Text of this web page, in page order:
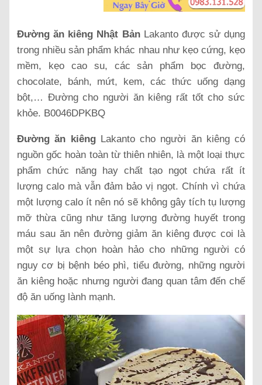
Đường ăn kiêng Nhật BảnLakanto được sử dụng
trong nhiều sản phẩm khác nhau như kẹo cứng, kẹo
mềm, kẹo cao su, các sản phẩm bọc đường,
chocolate, bánh, mứt, kem, các thức uống dạng
bột,… Đường cho người ăn kiêng rất tốt cho sức
khỏe. B0046DPKBQ
Đường ăn kiêngLakanto cho người ăn kiêng có
nguồn gốc hoàn toàn từ thiên nhiên, là một loại thực
phẩm chức năng hay chất tạo ngọt chứa rất ít
lượng calo mà vẫn đảm bảo vị ngọt. Chính vì chứa
một lượng calo ít nên nó sẽ không gây tích tụ lượng
mỡ thừa cũng như tăng lượng đường huyết trong
máu sau ăn nên đường giảm ăn kiêng được coi là
một sự lựa chọn hoàn hảo cho những người có
nguy cơ bị bệnh béo phì, tiểu đường, những người
ăn kiêng hoặc nhưng người đang quan tâm đến chế
độ ăn uống lành mạnh.